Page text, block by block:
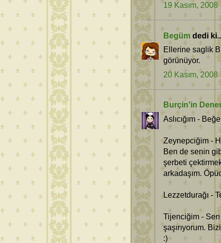
19 Kasım, 2008
Begüm dedi
Ellerine saglik
görünüyor.
20 Kasım, 2008
Burçin'in
Aslıcığım -
Zeynepciğim -
Ben de senin
şerbeti
arkadaşım.
Lezzetdurağı -
Tijenciğim -
şaşırıyorum.
:)